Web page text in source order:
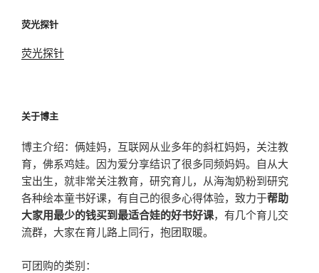
荧光探针
荧光探针
关于博主
博主介绍：俩娃妈，互联网从业多年的斜杠妈妈，关注教
育，佛系鸡娃。因为爱分享结识了很多同频妈妈。自从大
宝出生，就非常关注教育，研究育儿，从海淘奶粉到研究
各种绘本童书好课，有自己的很多心得体验，致力于帮助
大家用最少的钱买到最适合娃的好书好课，有几个育儿交
流群，大家在育儿路上同行，抱团取暖。
可团购的类别：